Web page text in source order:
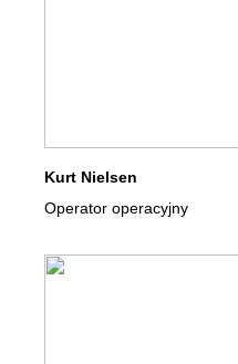
Kurt Nielsen
Operator operacyjny